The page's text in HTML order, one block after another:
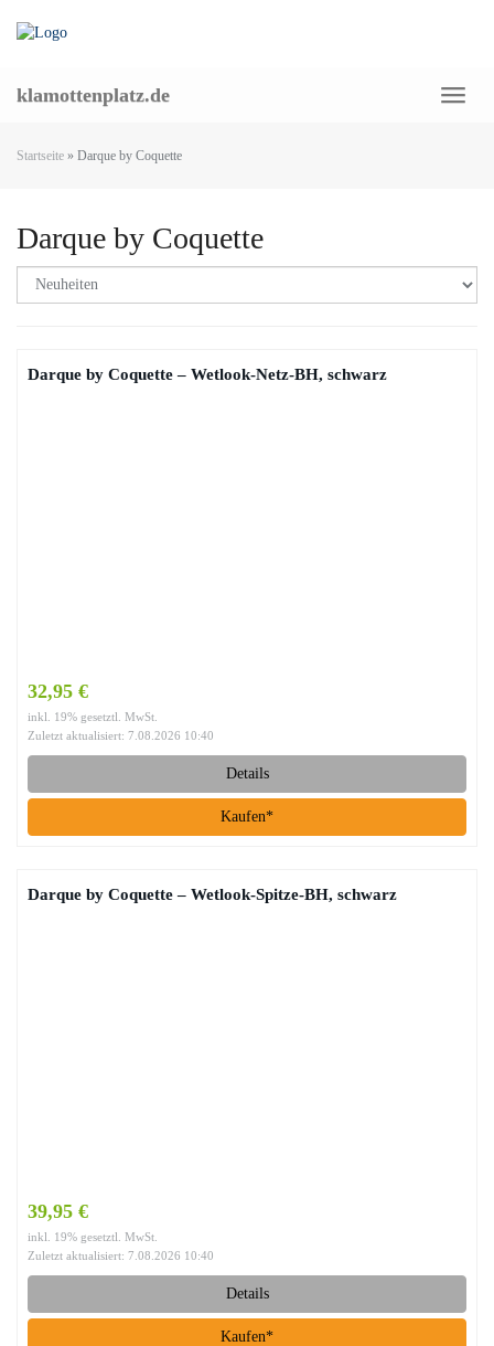
Toggle
klamottenplatz.de
Startseite » Darque by Coquette
Darque by Coquette
Darque by Coquette – Wetlook-Netz-BH, schwarz
32,95 €
inkl. 19% gesetztl. MwSt.
Zuletzt aktualisiert: 7.08.2026 10:40
Details
Kaufen*
Darque by Coquette – Wetlook-Spitze-BH, schwarz
39,95 €
inkl. 19% gesetztl. MwSt.
Zuletzt aktualisiert: 7.08.2026 10:40
Details
Kaufen*